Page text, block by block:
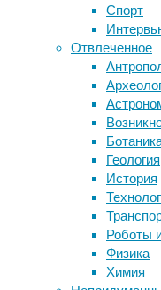
Спорт
Отвлеченное
Геология
История
Роботы
Физика
Химия
журнале
The
Cryosphere.
Гренландия,
как
Арктика
Метки
ДНК
генетика
здоровье
лекарства